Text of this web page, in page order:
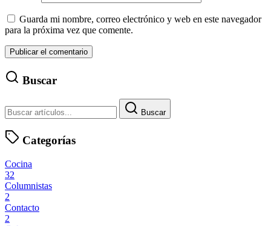
Guarda mi nombre, correo electrónico y web en este navegador
para la próxima vez que comente.
Buscar
Buscar
Categorías
Cocina
32
Columnistas
2
Contacto
2